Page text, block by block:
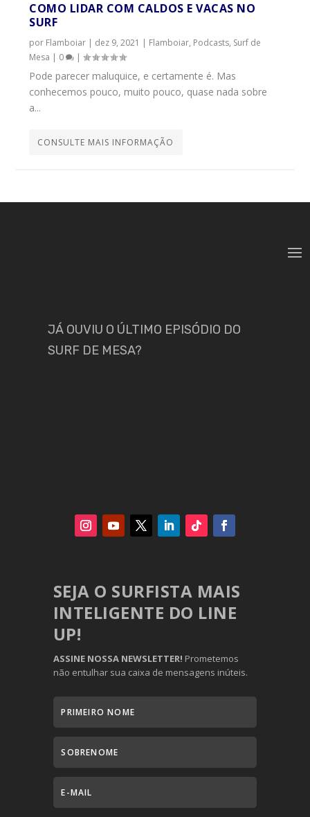
COMO LIDAR COM CALDOS E VACAS NO
SURF
por Flamboiar | dez 9, 2021 | Flamboiar, Podcasts, Surf de
Mesa | 0 |
Pode parecer maluquice, e certamente é. Mas
conhecemos pouco, muito pouco, quase nada sobre
a...
CONSULTE MAIS INFORMAÇÃO
JÁ OUVIU O ÚLTIMO EPISÓDIO DO
SURF DE MESA?
SEJA O SURFISTA MAIS
INTELIGENTE DO LINE
UP!
ASSINE NOSSA NEWSLETTER! Prometemos
não entulhar sua caixa de mensagens inúteis.